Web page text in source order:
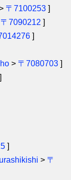
〒7100253 ]
〒7090212 ]
]
> 〒7080703 ]
]
]
> 〒